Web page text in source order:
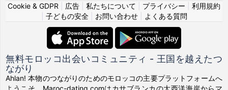
Cookie & GDPR
広告 私たちについて プライバシー
利用規約
子どもの安全| お問い合わせ| よくある質問
無料モロッコ出会いコミュニティ - 王国を越えたつ
ながり
Ahlan! 本物のつながりのためのモロッコの主要プラットフォームへ
ようこそ。Maroc-dating.comはカサブランカの大西洋海岸からマ